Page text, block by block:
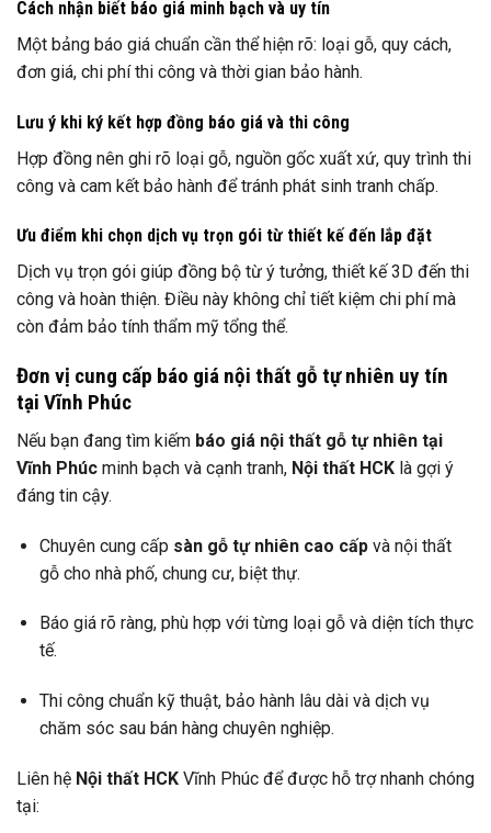
Cách nhận biết báo giá minh bạch và uy tín
Một bảng báo giá chuẩn cần thể hiện rõ: loại gỗ, quy cách,
đơn giá, chi phí thi công và thời gian bảo hành.
Lưu ý khi ký kết hợp đồng báo giá và thi công
Hợp đồng nên ghi rõ loại gỗ, nguồn gốc xuất xứ, quy trình thi
công và cam kết bảo hành để tránh phát sinh tranh chấp.
Ưu điểm khi chọn dịch vụ trọn gói từ thiết kế đến lắp đặt
Dịch vụ trọn gói giúp đồng bộ từ ý tưởng, thiết kế 3D đến thi
công và hoàn thiện. Điều này không chỉ tiết kiệm chi phí mà
còn đảm bảo tính thẩm mỹ tổng thể.
Đơn vị cung cấp báo giá nội thất gỗ tự nhiên uy tín
tại Vĩnh Phúc
Nếu bạn đang tìm kiếm báo giá nội thất gỗ tự nhiên tại
Vĩnh Phúc minh bạch và cạnh tranh, Nội thất HCK là gợi ý
đáng tin cậy.
Chuyên cung cấp sàn gỗ tự nhiên cao cấpvà nội thất
gỗ cho nhà phố, chung cư, biệt thự.
Báo giá rõ ràng, phù hợp với từng loại gỗ và diện tích thực
tế.
Thi công chuẩn kỹ thuật, bảo hành lâu dài và dịch vụ
chăm sóc sau bán hàng chuyên nghiệp.
Liên hệ Nội thất HCK Vĩnh Phúc để được hỗ trợ nhanh chóng
tại: